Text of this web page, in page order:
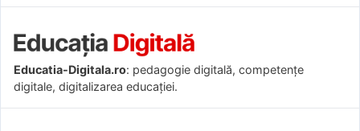
Educatia-Digitala.ro: pedagogie digitală, competențe
digitale, digitalizarea educației.